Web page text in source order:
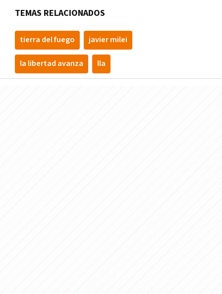
TEMAS RELACIONADOS
tierra del fuego javier milei
la libertad avanza lla